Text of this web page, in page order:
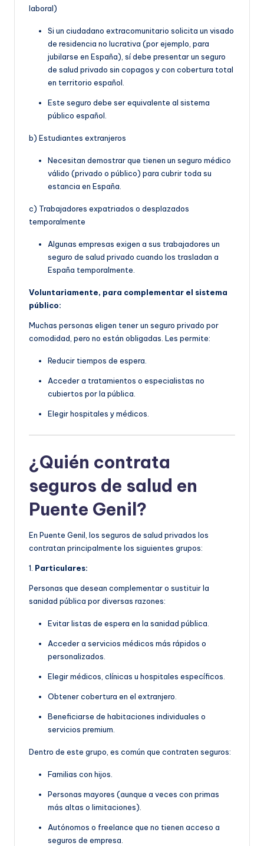
laboral)
Si un ciudadano extracomunitario solicita un visado
de residencia no lucrativa (por ejemplo, para
jubilarse en España), sí debe presentar un seguro
de salud privado sin copagos y con cobertura total
en territorio español.
Este seguro debe ser equivalente al sistema
público español.
b) Estudiantes extranjeros
Necesitan demostrar que tienen un seguro médico
válido (privado o público) para cubrir toda su
estancia en España.
c) Trabajadores expatriados o desplazados
temporalmente
Algunas empresas exigen a sus trabajadores un
seguro de salud privado cuando los trasladan a
España temporalmente.
Voluntariamente, para complementar el sistema
público:
Muchas personas eligen tener un seguro privado por
comodidad, pero no están obligadas. Les permite:
Reducir tiempos de espera.
Acceder a tratamientos o especialistas no
cubiertos por la pública.
Elegir hospitales y médicos.
¿Quién contrata
seguros de salud en
Puente Genil?
En Puente Genil, los seguros de salud privados los
contratan principalmente los siguientes grupos:
1. Particulares:
Personas que desean complementar o sustituir la
sanidad pública por diversas razones:
Evitar listas de espera en la sanidad pública.
Acceder a servicios médicos más rápidos o
personalizados.
Elegir médicos, clínicas u hospitales específicos.
Obtener cobertura en el extranjero.
Beneficiarse de habitaciones individuales o
servicios premium.
Dentro de este grupo, es común que contraten seguros:
Familias con hijos.
Personas mayores (aunque a veces con primas
más altas o limitaciones).
Autónomos o freelance que no tienen acceso a
seguros de empresa.